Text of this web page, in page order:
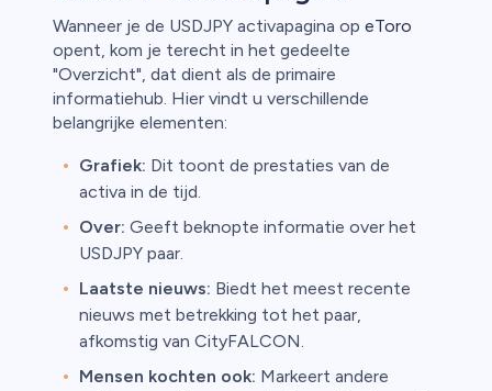
Wanneer je de USDJPY activapagina op eToro
opent, kom je terecht in het gedeelte
"Overzicht", dat dient als de primaire
informatiehub. Hier vindt u verschillende
belangrijke elementen:
Grafiek: Dit toont de prestaties van de
activa in de tijd.
Over: Geeft beknopte informatie over het
USDJPY paar.
Laatste nieuws: Biedt het meest recente
nieuws met betrekking tot het paar,
afkomstig van CityFALCON.
Mensen kochten ook: Markeert andere